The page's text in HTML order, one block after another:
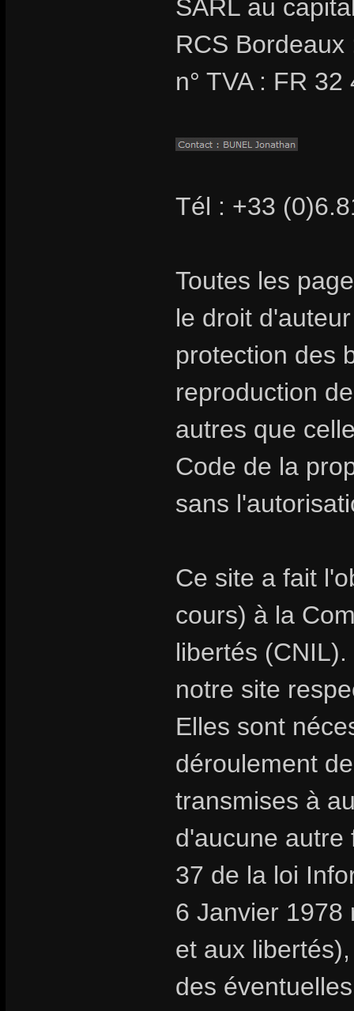
SARL au
RCS
n° TVA : FR
Tél : +33
Toutes les
le droit
protection des
reproduction
autres que
Code de la
sans
Ce site a fait
cours) à la
libertés
notre site
Elles sont
déroulement
transmises à
d'aucune autre
37 de la loi
6 Janvier 1978
et aux
des